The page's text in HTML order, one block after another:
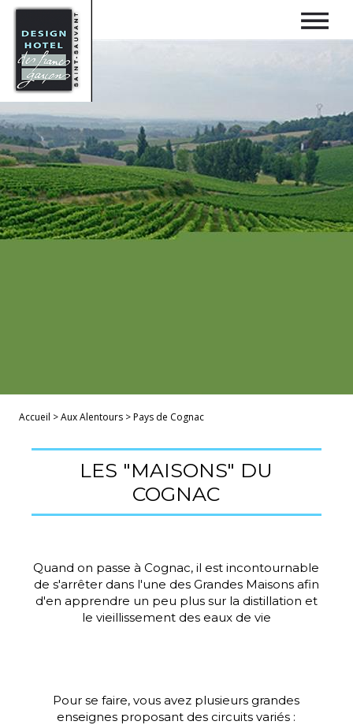
Accueil >Aux Alentours >Pays de Cognac
LES "MAISONS" DU
COGNAC
Quand on passe à Cognac, il est incontournable
de s'arrêter dans l'une des Grandes Maisons afin
d'en apprendre un peu plus sur la distillation et
le vieillissement des eaux de vie
Pour se faire, vous avez plusieurs grandes
enseignes proposant des circuits variés :